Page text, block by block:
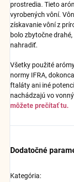
prostredia. Tieto
vyrobených vôní.
získavanie vôní z
bolo zbytočne
nahradiť.
Všetky použité
normy IFRA,
ftaláty ani iné
nachádzajú vo
môžete prečítať tu.
Dodatočné
Kategória: